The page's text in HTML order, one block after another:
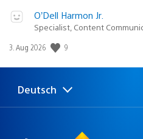
O’Dell Harmon Jr.
Specialist, Content
Veröffentlichungsdatum:
3. Aug 2026 9
Select
Aktuelle
Deutsch